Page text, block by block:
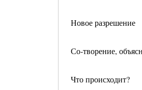
Новое разрешение
Со-творение,
Что происходит?